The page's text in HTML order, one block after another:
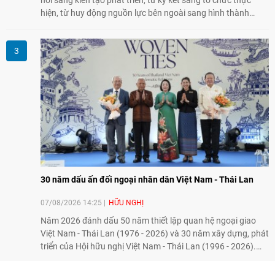
hiện, từ huy động nguồn lực bên ngoài sang hình thành
nghệ, đổi mới sáng tạo và chuyển đổi số trở thành động lực
phát triển đất nước.
30 năm dấu ấn đối ngoại nhân dân Việt Nam - Thái Lan
07/08/2026 14:25 HỮU NGHỊ
Năm 2026 đánh dấu 50 năm thiết lập quan hệ ngoại giao
Việt Nam - Thái Lan (1976 - 2026) và 30 năm xây dựng, phát
triển của Hội hữu nghị Việt Nam - Thái Lan (1996 - 2026).